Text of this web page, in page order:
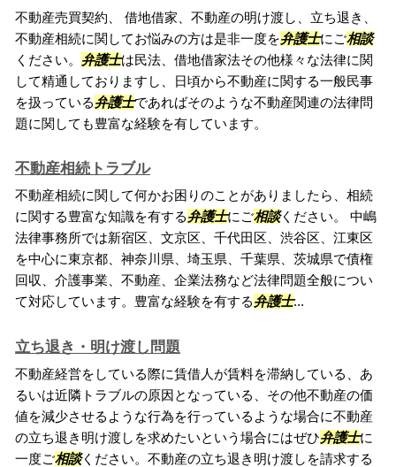
不動産売買契約、 借地借家、不動産の明け渡し、立ち退き、
不動産相続に関してお悩みの方は是非一度を弁護士にご相談
ください。 弁護士は民法、借地借家法その他様々な法律に関
して精通しておりますし、日頃から不動産に関する一般民事
を扱っている弁護士であればそのような不動産関連の法律問
題に関しても豊富な経験を有しています。
不動産相続トラブル
不動産相続に関して何かお困りのことがありましたら、相続
に関する豊富な知識を有する弁護士にご相談ください。 中嶋
法律事務所では新宿区、文京区、千代田区、渋谷区、江東区
を中心に東京都、神奈川県、埼玉県、千葉県、茨城県で債権
回収、介護事業、不動産、企業法務など法律問題全般につい
て対応しています。豊富な経験を有する弁護士...
立ち退き・明け渡し問題
不動産経営をしている際に賃借人が賃料を滞納している、あ
るいは近隣トラブルの原因となっている、その他不動産の価
値を減少させるような行為を行っているような場合に不動産
の立ち退き明け渡しを求めたいという場合にはぜひ弁護士に
一度ご相談ください。不動産の立ち退き明け渡しを請求する